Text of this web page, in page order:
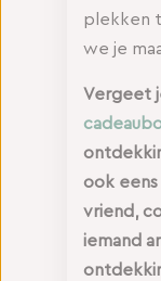
plekken
we je
Vergeet
ook eens
vriend,
iemand